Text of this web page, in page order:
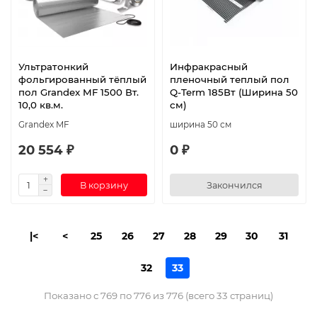
Ультратонкий
фольгированный тёплый
пол Grandex MF 1500 Вт.
10,0 кв.м.
Grandex MF
20 554 ₽
В корзину
Инфракрасный
пленочный теплый пол
Q-Term 185Вт (Ширина 50
см)
ширина 50 см
0 ₽
Закончился
|< < 25 26 27 28 29 30 31
32 33
Показано с 769 по 776 из 776 (всего 33 страниц)